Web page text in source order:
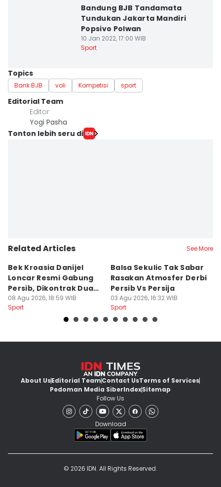
Bandung BJB Tandamata
Tundukan Jakarta Mandiri
Popsivo Polwan
10 Jan 2022, 17:00 WIB
Sport
Topics
Bank BJB voli Kompetisi sport
Editorial Team
Editor
Yogi Pasha
Tonton lebih seru di
Related Articles See More
Bek Kroasia Danijel
Loncar Resmi Gabung
Persib, Dikontrak Dua
Musim
08 Agu 2026, 18:59 WIB
Sport
Balsa Sekulic Tak Sabar
Rasakan Atmosfer Derbi
Persib Vs Persija
03 Agu 2026, 16:32 WIB
Sport
About UsEditorial TeamContact UsTerms of Services
Pedoman Media SiberIndexSitemap
Follow Us
Download
© 2026 IDN. All Rights Reserved.